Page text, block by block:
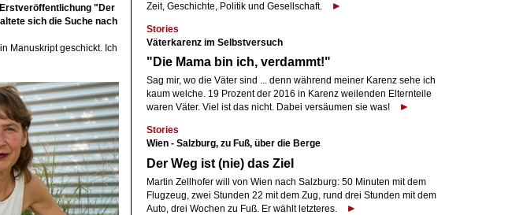
"Der
sich die Suche nach
Manuskript geschickt. Ich
Zeit, Geschichte, Politik und Gesellschaft.
Stories
Väterkarenz im Selbstversuch
"Die Mama bin ich, verdammt!"
Sag mir, wo die Väter sind ... denn während meiner Karenz sehe ich
kaum welche. 19 Prozent der 2016 in Karenz weilenden Elternteile
waren Väter. Viel ist das nicht. Dabei versäumen sie was!
Stories
Wien - Salzburg, zu Fuß, über die Berge
Der Weg ist (nie) das Ziel
Martin Zellhofer will von Wien nach Salzburg: 50 Minuten mit dem
Flugzeug, zwei Stunden 22 mit dem Zug, rund drei Stunden mit dem
Auto, drei Wochen zu Fuß. Er wählt letzteres.